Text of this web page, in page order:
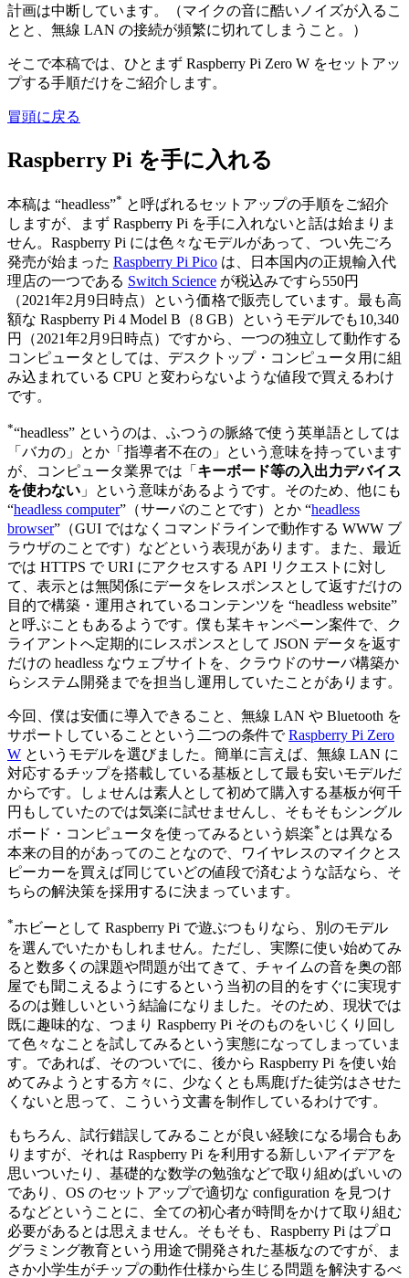
計画は中断しています。（マイクの音に酷いノイズが入るこ
とと、無線 LAN の接続が頻繁に切れてしまうこと。）
そこで本稿では、ひとまず Raspberry Pi Zero W をセットアッ
プする手順だけをご紹介します。
冒頭に戻る
Raspberry Pi を手に入れる
本稿は “headless”* と呼ばれるセットアップの手順をご紹介
しますが、まず Raspberry Pi を手に入れないと話は始まりま
せん。Raspberry Pi には色々なモデルがあって、つい先ごろ
発売が始まった Raspberry Pi Pico は、日本国内の正規輸入代
理店の一つである Switch Science が税込みですら550円
（2021年2月9日時点）という価格で販売しています。最も高
額な Raspberry Pi 4 Model B（8 GB）というモデルでも10,340
円（2021年2月9日時点）ですから、一つの独立して動作する
コンピュータとしては、デスクトップ・コンピュータ用に組
み込まれている CPU と変わらないような値段で買えるわけ
です。
*“headless” というのは、ふつうの脈絡で使う英単語としては
「バカの」とか「指導者不在の」という意味を持っています
が、コンピュータ業界では「 キーボード等の入出力デバイス
を使わない 」という意味があるようです。そのため、他にも
“headless computer”（サーバのことです）とか “headless
browser”（GUI ではなくコマンドラインで動作する WWW ブ
ラウザのことです）などという表現があります。また、最近
では HTTPS で URI にアクセスする API リクエストに対し
て、表示とは無関係にデータをレスポンスとして返すだけの
目的で構築・運用されているコンテンツを “headless website”
と呼ぶこともあるようです。僕も某キャンペーン案件で、ク
ライアントへ定期的にレスポンスとして JSON データを返す
だけの headless なウェブサイトを、クラウドのサーバ構築か
らシステム開発までを担当し運用していたことがあります。
今回、僕は安価に導入できること、無線 LAN や Bluetooth を
サポートしていることという二つの条件でRaspberry Pi Zero
W というモデルを選びました。簡単に言えば、無線 LAN に
対応するチップを搭載している基板として最も安いモデルだ
からです。しょせんは素人として初めて購入する基板が何千
円もしていたのでは気楽に試せませんし、そもそもシングル
ボード・コンピュータを使ってみるという娯楽* とは異なる
本来の目的があってのことなので、ワイヤレスのマイクとス
ピーカーを買えば同じていどの値段で済むような話なら、そ
ちらの解決策を採用するに決まっています。
*ホビーとして Raspberry Pi で遊ぶつもりなら、別のモデル
を選んでいたかもしれません。ただし、実際に使い始めてみ
ると数多くの課題や問題が出てきて、チャイムの音を奥の部
屋でも聞こえるようにするという当初の目的をすぐに実現す
るのは難しいという結論になりました。そのため、現状では
既に趣味的な、つまり Raspberry Pi そのものをいじくり回し
て色々なことを試してみるという実態になってしまっていま
す。であれば、そのついでに、後から Raspberry Pi を使い始
めてみようとする方々に、少なくとも馬鹿げた徒労はさせた
くないと思って、こういう文書を制作しているわけです。
もちろん、試行錯誤してみることが良い経験になる場合もあ
りますが、それは Raspberry Pi を利用する新しいアイデアを
思いついたり、基礎的な数学の勉強などで取り組めばいいの
であり、OS のセットアップで適切な configuration を見つけ
るなどということに、全ての初心者が時間をかけて取り組む
必要があるとは思えません。そもそも、Raspberry Pi はプロ
グラミング教育という用途で開発された基板なのですが、ま
さか小学生がチップの動作仕様から生じる問題を解決するべ